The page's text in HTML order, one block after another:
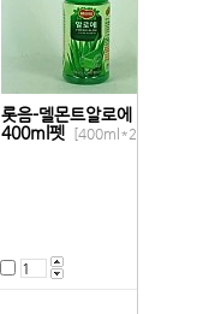
롯음-델몬트알로에
400ml펫
[400ml*20펫]